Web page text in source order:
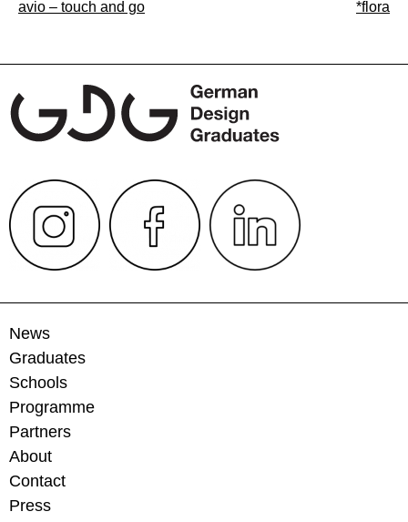
Beitragsnavigation
avio – touch and go *flora
News
Graduates
Schools
Programme
Partners
About
Contact
Press